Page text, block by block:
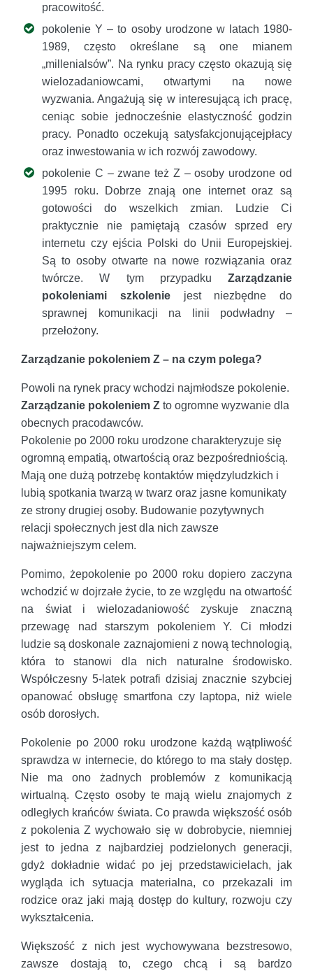
pracowitość.
pokolenie Y – to osoby urodzone w latach 1980-
1989, często określane są one mianem
„millenialsów”. Na rynku pracy często okazują się
wielozadaniowcami, otwartymi na nowe
wyzwania. Angażują się w interesującą ich pracę,
ceniąc sobie jednocześnie elastyczność godzin
pracy. Ponadto oczekują satysfakcjonującejpłacy
oraz inwestowania w ich rozwój zawodowy.
pokolenie C – zwane też Z – osoby urodzone od
1995 roku. Dobrze znają one internet oraz są
gotowości do wszelkich zmian. Ludzie Ci
praktycznie nie pamiętają czasów sprzed ery
internetu czy ejścia Polski do Unii Europejskiej.
Są to osoby otwarte na nowe rozwiązania oraz
twórcze. W tym przypadku Zarządzanie
pokoleniami szkoleniejest niezbędne do
sprawnej komunikacji na linii podwładny –
przełożony.
Zarządzanie pokoleniem Z – na czym polega?
Powoli na rynek pracy wchodzi najmłodsze pokolenie.
Zarządzanie pokoleniem Z to ogromne wyzwanie dla
obecnych pracodawców.
Pokolenie po 2000 roku urodzone charakteryzuje się
ogromną empatią, otwartością oraz bezpośredniością.
Mają one dużą potrzebę kontaktów międzyludzkich i
lubią spotkania twarzą w twarz oraz jasne komunikaty
ze strony drugiej osoby. Budowanie pozytywnych
relacji społecznych jest dla nich zawsze
najważniejszym celem.
Pomimo, żepokolenie po 2000 roku dopiero zaczyna
wchodzić w dojrzałe życie, to ze względu na otwartość
na świat i wielozadaniowość zyskuje znaczną
przewagę nad starszym pokoleniem Y. Ci młodzi
ludzie są doskonale zaznajomieni z nową technologią,
która to stanowi dla nich naturalne środowisko.
Współczesny 5-latek potrafi dzisiaj znacznie szybciej
opanować obsługę smartfona czy laptopa, niż wiele
osób dorosłych.
Pokolenie po 2000 roku urodzone każdą wątpliwość
sprawdza w internecie, do którego to ma stały dostęp.
Nie ma ono żadnych problemów z komunikacją
wirtualną. Często osoby te mają wielu znajomych z
odległych krańców świata. Co prawda większość osób
z pokolenia Z wychowało się w dobrobycie, niemniej
jest to jedna z najbardziej podzielonych generacji,
gdyż dokładnie widać po jej przedstawicielach, jak
wygląda ich sytuacja materialna, co przekazali im
rodzice oraz jaki mają dostęp do kultury, rozwoju czy
wykształcenia.
Większość z nich jest wychowywana bezstresowo,
zawsze dostają to, czego chcą i są bardzo